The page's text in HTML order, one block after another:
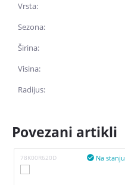
Vrsta:
Sezona:
Širina:
Visina:
Radijus:
Povezani artikli
78K00R620D Na stanju
